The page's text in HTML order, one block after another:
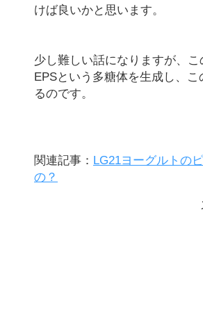
けば良いかと思います。
少し難しい話になりますが、
EPSという多糖体を生成し、
るのです。
関連記事： LG21ヨーグルトの
の？